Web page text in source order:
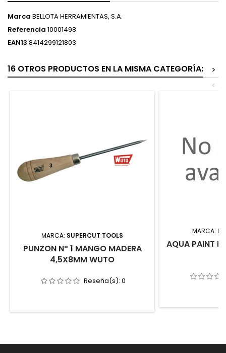
Marca BELLOTA HERRAMIENTAS, S.A.
Referencia 10001498
EAN13 8414299121803
16 OTROS PRODUCTOS EN LA MISMA CATEGORÍA:
>
<
MARCA: SUPERCUT TOOLS
PUNZON Nº 1 MANGO MADERA
4,5X8MM WUTO
Reseña(s): 0
MARCA:
AQUA PAINT